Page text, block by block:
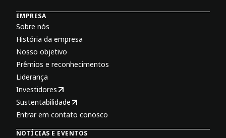
EMPRESA
Sobre nós
História da empresa
Nosso objetivo
Prêmios e reconhecimentos
Liderança
Investidores
Sustentabilidade
Entrar em contato conosco
NOTÍCIAS E EVENTOS